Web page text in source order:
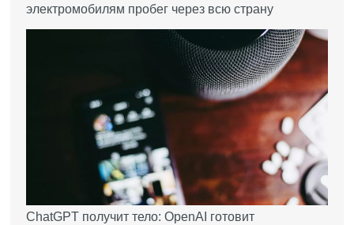
электромобилям пробег через всю страну
ChatGPT получит тело: OpenAI готовит